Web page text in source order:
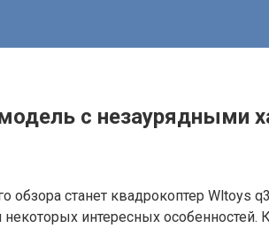
с незаурядными
станет квадрокоптер Wltoys
интересных особенностей.